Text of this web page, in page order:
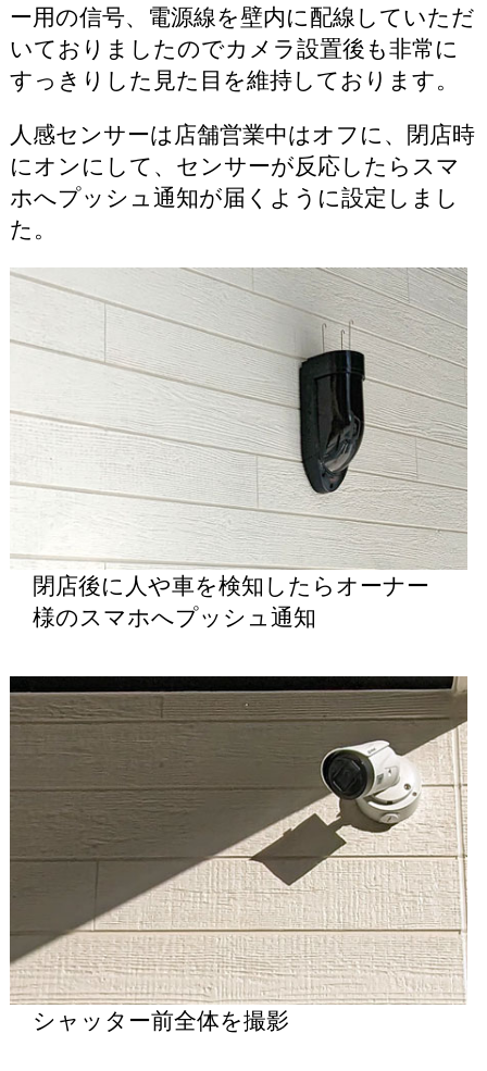
ー用の信号、電源線を壁内に配線していただ
いておりましたのでカメラ設置後も非常に
すっきりした見た目を維持しております。
人感センサーは店舗営業中はオフに、閉店時
にオンにして、センサーが反応したらスマ
ホへプッシュ通知が届くように設定しまし
た。
閉店後に人や車を検知したらオーナー
様のスマホへプッシュ通知
シャッター前全体を撮影